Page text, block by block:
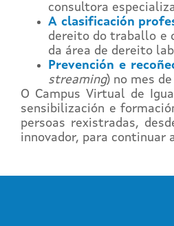
consultora
A clasificación
dereito do traballo e
da área de dereito
Prevención e
streaming) no mes
O Campus Virtual de
sensibilización e
persoas rexistradas,
innovador, para continuar